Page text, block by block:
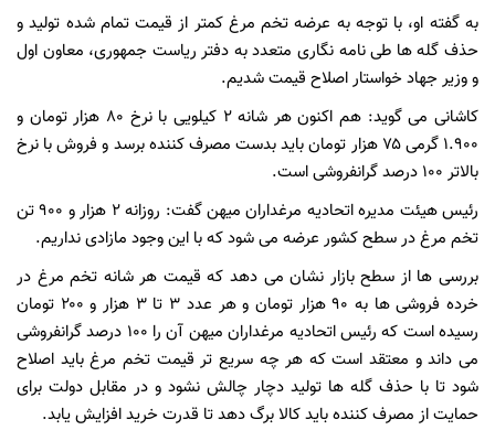
به گفته او، با توجه به عرضه تخم مرغ کمتر از قیمت تمام شده تولید و
حذف گله ها طی نامه نگاری متعدد به دفتر ریاست جمهوری، معاون اول
و وزیر جهاد خواستار اصلاح قیمت شدیم.
کاشانی می گوید: هم اکنون هر شانه ۲ کیلویی با نرخ ۸۰ هزار تومان و
۱.۹۰۰ گرمی ۷۵ هزار تومان باید بدست مصرف کننده برسد و فروش با نرخ
بالاتر ۱۰۰ درصد گرانفروشی است.
رئیس هیئت مدیره اتحادیه مرغداران میهن گفت: روزانه ۲ هزار و ۹۰۰ تن
تخم مرغ در سطح کشور عرضه می شود که با این وجود مازادی نداریم.
بررسی ها از سطح بازار نشان می دهد که قیمت هر شانه تخم مرغ در
خرده فروشی ها به ۹۰ هزار تومان و هر عدد ۳ تا ۳ هزار و ۲۰۰ تومان
رسیده است که رئیس اتحادیه مرغداران میهن آن را ۱۰۰ درصد گرانفروشی
می داند و معتقد است که هر چه سریع تر قیمت تخم مرغ باید اصلاح
شود تا با حذف گله ها تولید دچار چالش نشود و در مقابل دولت برای
حمایت از مصرف کننده باید کالا برگ دهد تا قدرت خرید افزایش یابد.